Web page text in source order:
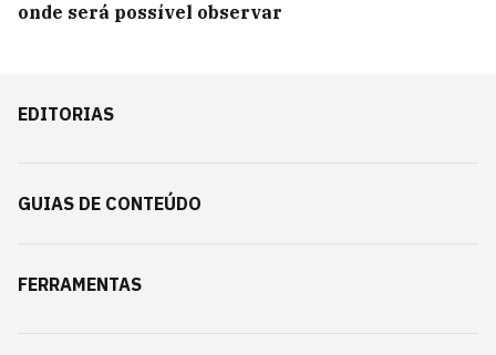
onde será possível observar
EDITORIAS
GUIAS DE CONTEÚDO
FERRAMENTAS